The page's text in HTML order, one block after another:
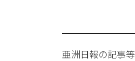
亜洲日報の記事